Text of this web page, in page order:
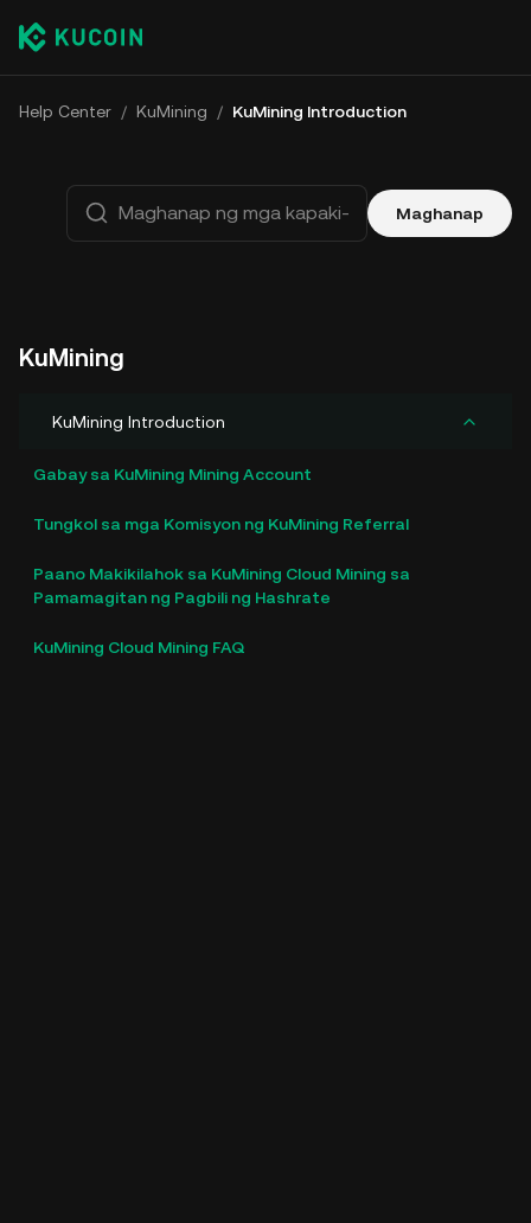
Help Center / KuMining / KuMining Introduction
Maghanap
KuMining
KuMining Introduction
Gabay sa KuMining Mining Account
Tungkol sa mga Komisyon ng KuMining Referral
Paano Makikilahok sa KuMining Cloud Mining sa
Pamamagitan ng Pagbili ng Hashrate
KuMining Cloud Mining FAQ